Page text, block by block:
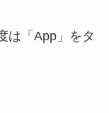
は「App」をタ